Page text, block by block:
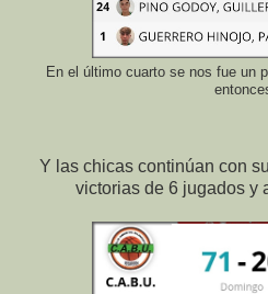
En el último cuarto se nos fue un
Y las chicas continúan con
victorias de 6 jugados y